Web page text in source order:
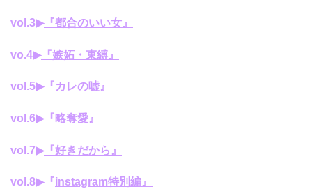
vol.3▶『都合のいい女』
vo.4▶『嫉妬・束縛』
vol.5▶『カレの嘘』
vol.6▶『略奪愛』
vol.7▶︎『好きだから』
vol.8▶︎『instagram特別編』